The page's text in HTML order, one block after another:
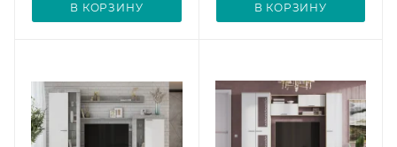
В КОРЗИНУ В КОРЗИНУ